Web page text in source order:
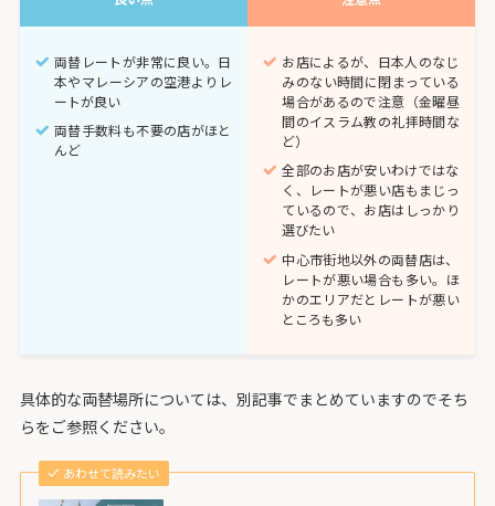
両替レートが非常に良い。日
本やマレーシアの空港よりレ
ートが良い
両替手数料も不要の店がほと
んど
お店によるが、日本人のなじ
みのない時間に閉まっている
場合があるので注意（金曜昼
間のイスラム教の礼拝時間な
ど）
全部のお店が安いわけではな
く、レートが悪い店もまじっ
ているので、お店はしっかり
選びたい
中心市街地以外の両替店は、
レートが悪い場合も多い。ほ
かのエリアだとレートが悪い
ところも多い
具体的な両替場所については、別記事でまとめていますのでそち
らをご参照ください。
あわせて読みたい